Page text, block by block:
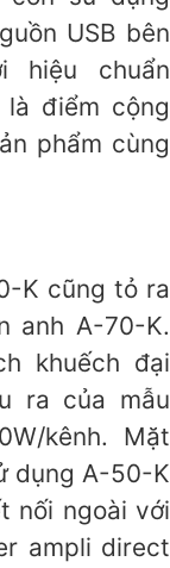
USB bên
hiệu chuẩn
điểm cộng
phẩm cùng
K cũng tỏ ra
anh A-70-K.
khuếch đại
ra của mẫu
kênh. Mặt
dụng A-50-K
nối ngoài với
ampli direct